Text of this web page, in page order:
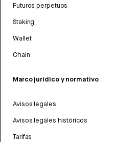
Futuros perpetuos
Staking
Wallet
Chain
Marco jurídico y normativo
Avisos legales
Avisos legales históricos
Tarifas